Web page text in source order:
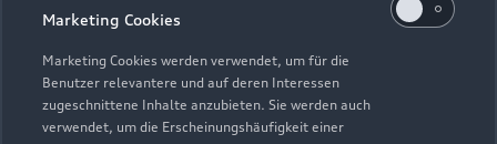
Marketing Cookies
Marketing Cookies werden verwendet, um für die
Benutzer relevantere und auf deren Interessen
zugeschnittene Inhalte anzubieten. Sie werden auch
verwendet, um die Erscheinungshäufigkeit einer
Geschäftskunden
Garantie
Audi digital services
myAudi
Audi Code
Häufige Fragen (FAQ)
Unternehmen
Karriere